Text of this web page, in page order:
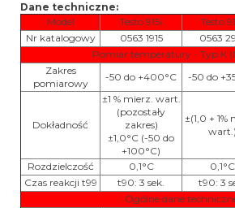
Dane techniczne:
Model
Testo 915i Testo
Nr katalogowy
0563 1915 0563
Pomiar temperatury - Typ K
Zakres
pomiarowy
-50 do +400°C -50 do
Dokładność
±1 % mierz. wart.
(pozostały
zakres)
±1,0°C (-50 do
+100°C)
±(1,0 + 1%
wart.)
Rozdzielczość
0,1°C 0,1°C
Czas reakcji t99
t90: 3 sek. t90: 3
Ogólne dane